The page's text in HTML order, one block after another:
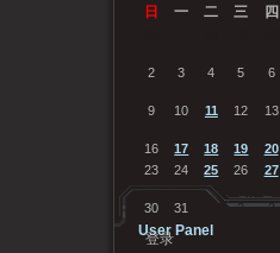
日
一 二 三 四
2
3 4 5
6
9
10 11 12
13
16
17 18 19 20
23
24 25 26
27
30
31 2 3
User Panel
登录